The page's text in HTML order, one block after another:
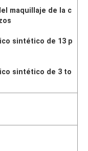
maquillaje de la c
sintético de 13 p
sintético de 3 to